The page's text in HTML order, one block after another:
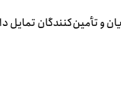
و تأمین‌کنندگان تمایل